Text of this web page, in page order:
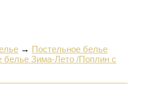
→ Постельное белье
белье Зима-Лето /Поплин с